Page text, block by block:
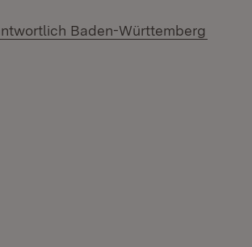
Baden-Württemberg